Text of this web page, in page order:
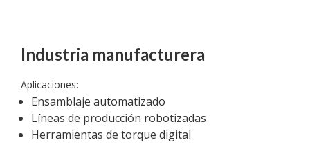
Industria manufacturera
Aplicaciones:
Ensamblaje automatizado
Líneas de producción robotizadas
Herramientas de torque digital